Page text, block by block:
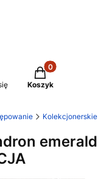
Produkty w
Koszyk
Kolekcjonerskie
emerald